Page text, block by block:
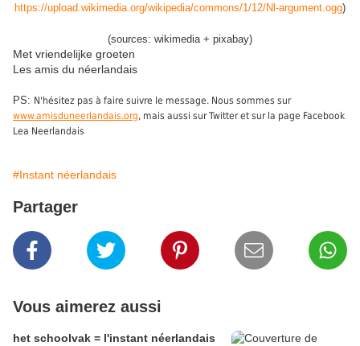
https://upload.wikimedia.org/wikipedia/commons/1/12/Nl-argument.ogg)
(sources: wikimedia + pixabay)
Met vriendelijke groeten
Les amis du néerlandais
PS: N'hésitez pas à faire suivre le message. Nous sommes sur
www.amisduneerlandais.org, mais aussi sur Twitter et sur la page Facebook
Lea Neerlandais
#Instant néerlandais
Partager
Vous aimerez aussi
het schoolvak = l'instant néerlandais